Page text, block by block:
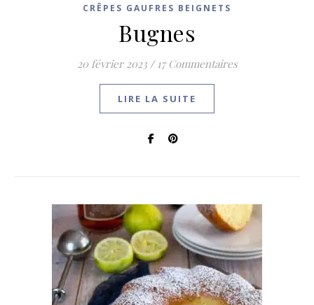
CRÊPES GAUFRES BEIGNETS
Bugnes
20 février 2023 / 17 Commentaires
LIRE LA SUITE